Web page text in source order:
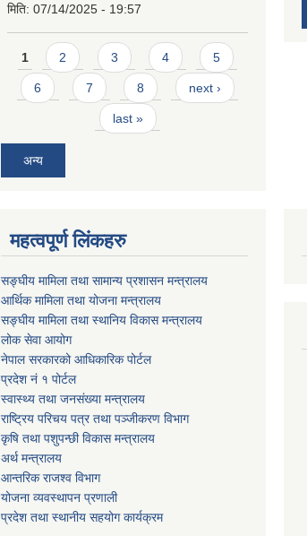
मिति: 07/14/2025 - 19:57
Pages
1 2 3 4 5
6 7 8 next ›
last »
अन्य
महत्वपूर्ण लिंकहरु
सङ्घीय मामिला तथा सामान्य प्रशासन मन्त्रालय
आर्थिक मामिला तथा योजना मन्त्रालय
सङ्घीय मामिला तथा स्थानिय विकास मन्त्रालय
लोक सेवा आयोग
नेपाल सरकारको आधिकारिक पोर्टल
प्रदेश नं १ पोर्टल
स्वास्थ्य तथा जनसंख्या मन्त्रालय
राष्ट्रिय परिचय पत्र तथा पञ्जीकरण विभाग
कृषि तथा पशुपन्छी विकास मन्त्रालय
अर्थ मन्त्रालय
आन्तरिक राजश्व विभाग
योजना व्यवस्थापन प्रणाली
प्रदेश तथा स्थानीय सहयोग कार्यक्रम